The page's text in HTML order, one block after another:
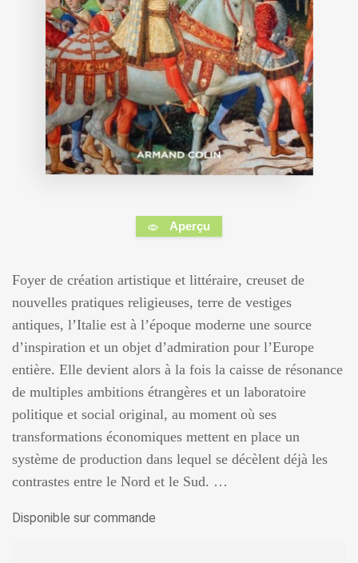
Aperçu
Foyer de création artistique et littéraire, creuset de
nouvelles pratiques religieuses, terre de vestiges
antiques, l’Italie est à l’époque moderne une source
d’inspiration et un objet d’admiration pour l’Europe
entière. Elle devient alors à la fois la caisse de résonance
de multiples ambitions étrangères et un laboratoire
politique et social original, au moment où ses
transformations économiques mettent en place un
système de production dans lequel se décèlent déjà les
contrastes entre le Nord et le Sud. …
Disponible sur commande